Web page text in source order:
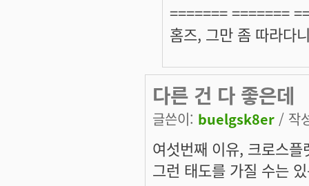
======= =======
홈즈, 그만 좀 따라다
다른 건 다 좋은데
글쓴이: buelgsk8er / 작
여섯번째 이유, 크로스
그런 태도를 가질 수는